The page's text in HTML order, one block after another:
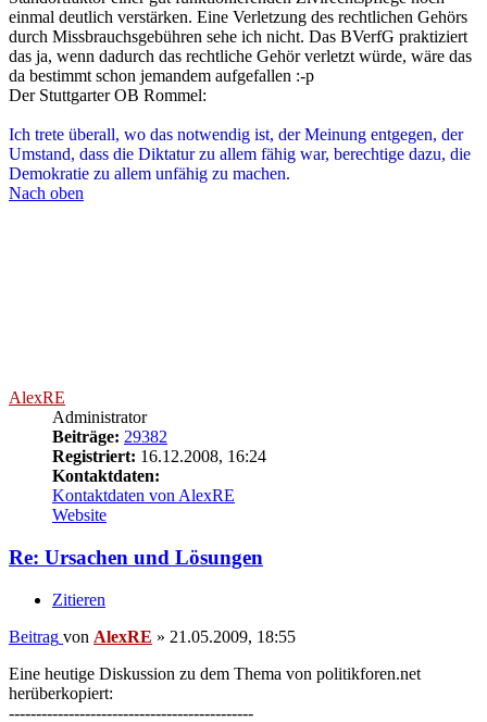
Umstand, dass die Diktatur zu allem fähig war, berechtige dazu, die
Demokratie zu allem unfähig zu machen.
Nach oben
AlexRE
Beiträge: 29382
Registriert: 16.12.2008, 16:24
Kontaktdaten:
Kontaktdaten von AlexRE
herüberkopiert:
---------------------------------------------
Nissen76;2892537 hat geschrieben:
Diäten nach der Wahlbeteiligung zu richten wäre auch
möglich. Allerdings in angemessenem Rahmen, weil
die politische Klasse ansonsten versuchen würde, mit
Leistungsbezogene Bezahlung im öffentlichen Dienst
halte ich für kontraproduktiv. Schließlich ist es keine
Leistung, einen Antrag schnell zu bearbeiten, sondern
ihn richtig zu bearbeiten. Wenn das nicht geht, kann der
Staatsbedienstete in den meisten Fällen nichts dafür. Für
denkbar halte ich beispielsweise Prämien für Lehrer, die
Schulwettbewerbe gewinnen.
Ich dachte auch eher an eindeutig messbare Leistungen,